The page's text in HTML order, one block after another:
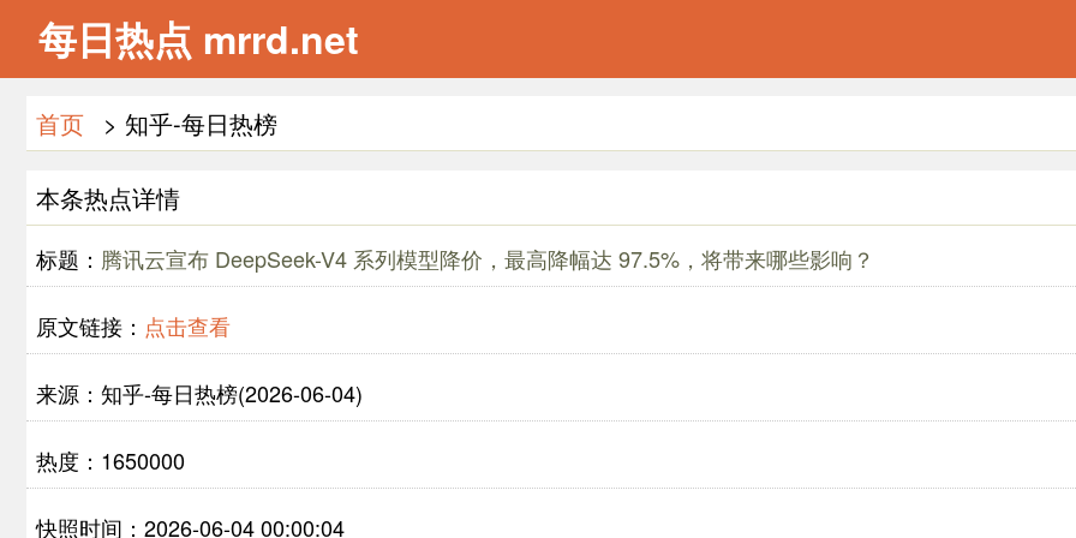
每日热点 mrrd.net
首页 > 知乎-每日热榜
本条热点详情
标题： 腾讯云宣布 DeepSeek-V4 系列模型降价，最高降幅达 97.5%，将带来哪些影响？
原文链接： 点击查看
来源：知乎-每日热榜(2026-06-04)
热度：1650000
快照时间：2026-06-04 00:00:04